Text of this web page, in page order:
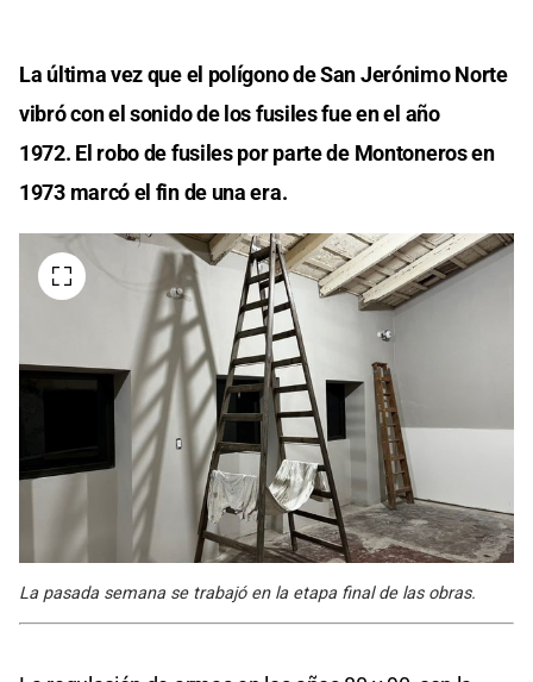
La última vez que el polígono de San Jerónimo Norte
vibró con el sonido de los fusiles fue en el año
1972. El robo de fusiles por parte de Montoneros en
1973 marcó el fin de una era.
La pasada semana se trabajó en la etapa final de las obras.